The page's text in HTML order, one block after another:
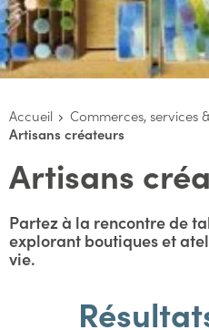
Accueil
Commerces, services
Artisans créateurs
Artisans
Partez à la rencontre de
explorant boutiques et
vie.